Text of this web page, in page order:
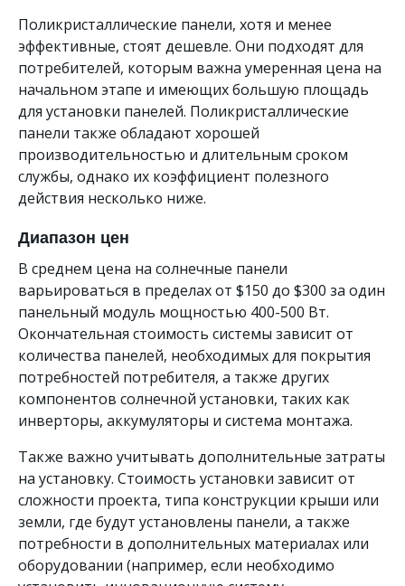
Поликристаллические панели, хотя и менее
эффективные, стоят дешевле. Они подходят для
потребителей, которым важна умеренная цена на
начальном этапе и имеющих большую площадь
для установки панелей. Поликристаллические
панели также обладают хорошей
производительностью и длительным сроком
службы, однако их коэффициент полезного
действия несколько ниже.
Диапазон цен
В среднем цена на солнечные панели
варьироваться в пределах от $150 до $300 за один
панельный модуль мощностью 400-500 Вт.
Окончательная стоимость системы зависит от
количества панелей, необходимых для покрытия
потребностей потребителя, а также других
компонентов солнечной установки, таких как
инверторы, аккумуляторы и система монтажа.
Также важно учитывать дополнительные затраты
на установку. Стоимость установки зависит от
сложности проекта, типа конструкции крыши или
земли, где будут установлены панели, а также
потребности в дополнительных материалах или
оборудовании (например, если необходимо